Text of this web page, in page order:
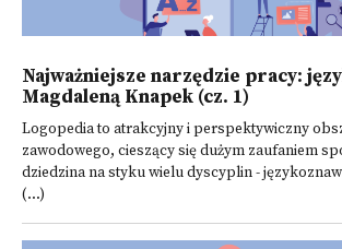
Najważniejsze narzędzie pracy:
Magdaleną Knapek (cz. 1)
Logopedia to atrakcyjny i perspektywiczny
zawodowego, cieszący się dużym zaufaniem
dziedzina na styku wielu dyscyplin -
(...)